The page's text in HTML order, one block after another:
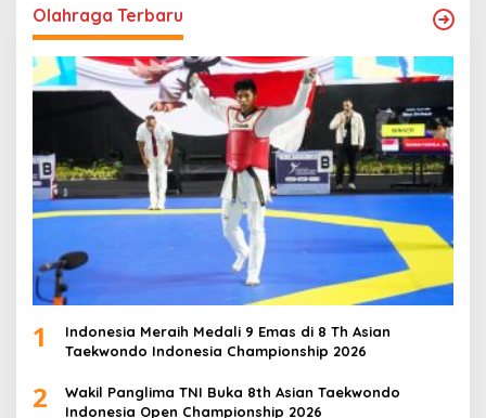
Olahraga Terbaru
1
Indonesia Meraih Medali 9 Emas di 8 Th Asian
Taekwondo Indonesia Championship 2026
2
Wakil Panglima TNI Buka 8th Asian Taekwondo
Indonesia Open Championship 2026